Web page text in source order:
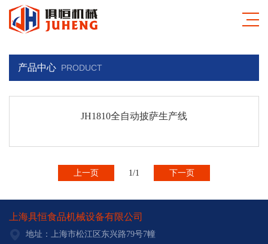
产品中心 PRODUCT
JH1810全自动披萨生产线
上一页 1/1 下一页
上海具恒食品机械设备有限公司
地址：上海市松江区东兴路79号7幢